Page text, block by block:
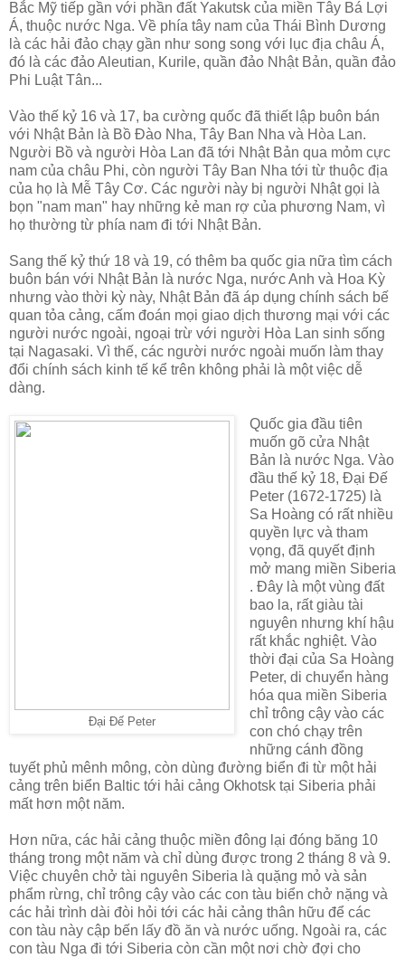
Bắc Mỹ tiếp gần với phần đất Yakutsk của miền Tây Bá Lợi
Á, thuộc nước Nga. Về phía tây nam của Thái Bình Dương
là các hải đảo chạy gần như song song với lục địa châu Á,
đó là các đảo Aleutian, Kurile, quần đảo Nhật Bản, quần đảo
Phi Luật Tân...
Vào thế kỷ 16 và 17, ba cường quốc đã thiết lập buôn bán
với Nhật Bản là Bồ Đào Nha, Tây Ban Nha và Hòa Lan.
Người Bồ và người Hòa Lan đã tới Nhật Bản qua mỏm cực
nam của châu Phi, còn người Tây Ban Nha tới từ thuộc địa
của họ là Mễ Tây Cơ. Các người này bị người Nhật gọi là
bọn "nam man" hay những kẻ man rợ của phương Nam, vì
họ thường từ phía nam đi tới Nhật Bản.
Sang thế kỷ thứ 18 và 19, có thêm ba quốc gia nữa tìm cách
buôn bán với Nhật Bản là nước Nga, nước Anh và Hoa Kỳ
nhưng vào thời kỳ này, Nhật Bản đã áp dụng chính sách bế
quan tỏa cảng, cấm đoán mọi giao dịch thương mại với các
người nước ngoài, ngoại trừ với người Hòa Lan sinh sống
tại Nagasaki. Vì thế, các người nước ngoài muốn làm thay
đổi chính sách kinh tế kể trên không phải là một việc dễ
dàng.
Đại Đế Peter
Quốc gia đầu tiên
muốn gõ cửa Nhật
Bản là nước Nga. Vào
đầu thế kỷ 18, Đại Đế
Peter (1672-1725) là
Sa Hoàng có rất nhiều
quyền lực và tham
vọng, đã quyết định
mở mang miền Siberia
. Đây là một vùng đất
bao la, rất giàu tài
nguyên nhưng khí hậu
rất khắc nghiệt. Vào
thời đại của Sa Hoàng
Peter, di chuyển hàng
hóa qua miền Siberia
chỉ trông cậy vào các
con chó chạy trên
những cánh đồng
tuyết phủ mênh mông, còn dùng đường biển đi từ một hải
cảng trên biển Baltic tới hải cảng Okhotsk tại Siberia phải
mất hơn một năm.
Hơn nữa, các hải cảng thuộc miền đông lại đóng băng 10
tháng trong một năm và chỉ dùng được trong 2 tháng 8 và 9.
Việc chuyên chở tài nguyên Siberia là quặng mỏ và sản
phẩm rừng, chỉ trông cậy vào các con tàu biển chở nặng và
các hải trình dài đòi hỏi tới các hải cảng thân hữu để các
con tàu này cập bến lấy đồ ăn và nước uống. Ngoài ra, các
con tàu Nga đi tới Siberia còn cần một nơi chờ đợi cho